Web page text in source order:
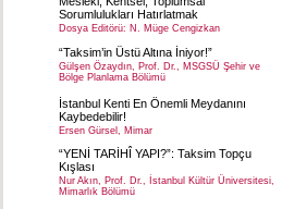
Sorumlulukları Hatırlatmak
Dosya Editörü: N. Müge Cengizkan
“Taksim’in Üstü Altına İniyor!”
Gülşen Özaydın, Prof. Dr., MSGSÜ Şehir ve
Bölge Planlama Bölümü
İstanbul Kenti En Önemli Meydanını
Kaybedebilir!
Ersen Gürsel, Mimar
“YENİ TARİHÎ YAPI?”: Taksim Topçu
Kışlası
Nur Akın, Prof. Dr., İstanbul Kültür Üniversitesi,
Mimarlık Bölümü